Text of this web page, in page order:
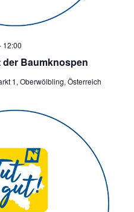
der Baumknospen
12:00
1, Oberwölbling, Österreich